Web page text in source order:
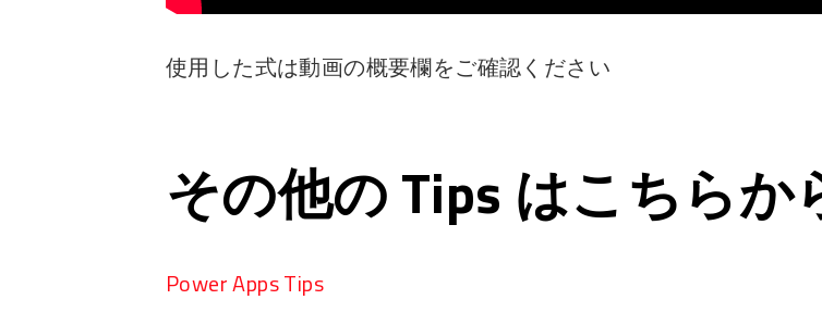
使用した式は動画の概要欄をご確認ください
その他の Tips はこちらか
Power Apps Tips